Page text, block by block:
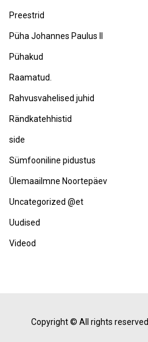
Preestrid
Püha Johannes Paulus II
Pühakud
Raamatud.
Rahvusvahelised juhid
Rändkatehhistid
side
Sümfooniline pidustus
Ülemaailmne Noortepäev
Uncategorized @et
Uudised
Videod
Copyright © All rights reserved.